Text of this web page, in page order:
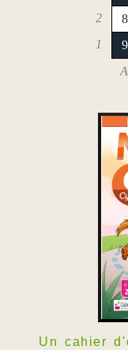
2
8
1
9
A
Un cahier